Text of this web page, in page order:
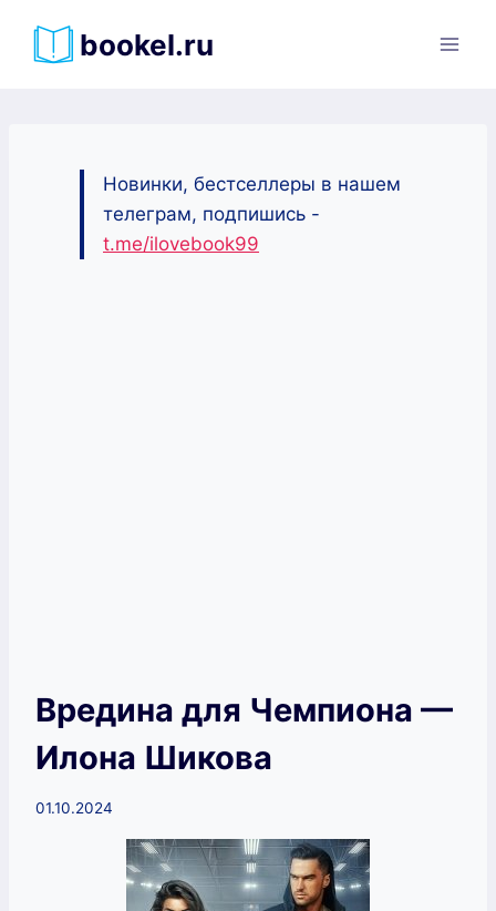
bookel.ru
Новинки, бестселлеры в нашем
телеграм, подпишись -
t.me/ilovebook99
Вредина для Чемпиона —
Илона Шикова
01.10.2024